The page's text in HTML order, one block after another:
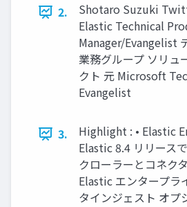
2.
Shotaro Suzuki
Elastic Technical
Manager/Evangelist
業務グループ ソリュ
クト 元 Microsoft
Evangelist
3.
Highlight : • Elastic
Elastic 8.4 リリース
クローラーとコネク
Elastic エンタープラ
タインジェスト オプ